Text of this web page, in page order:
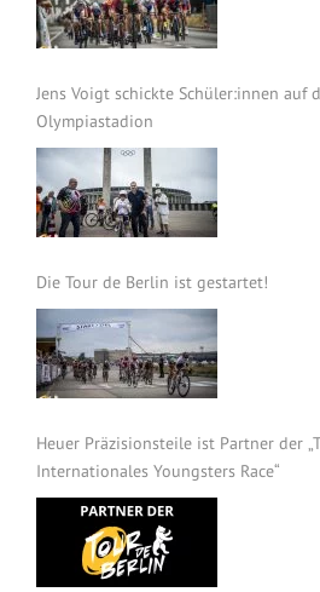
Jens Voigt schickte Schüler:innen auf
Olympiastadion
Die Tour de Berlin ist gestartet!
Heuer Präzisionsteile ist Partner der
Internationales Youngsters Race“